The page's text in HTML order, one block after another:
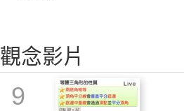
觀念影片
9